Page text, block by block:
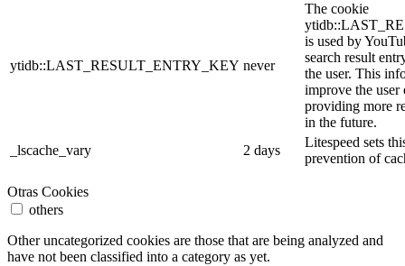
ytidb::LAST_RESULT_ENTRY_KEY never
The cookie
is used by
search result
the user. This
improve the user
providing more
in the future.
_lscache_vary
2 days
Litespeed sets
prevention of
Otras Cookies
others
Other uncategorized cookies are those that are being analyzed and
have not been classified into a category as yet.